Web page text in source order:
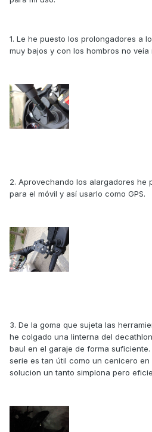
1. Le he puesto los prolongadores a
muy bajos y con los hombros no veía
2. Aprovechando los alargadores he
para el móvil y así usarlo como GPS.
3. De la goma que sujeta las
he colgado una linterna del
baul en el garaje de forma
serie es tan útil como un cenicero en
solucion un tanto simplona pero